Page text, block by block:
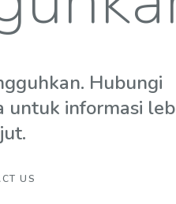
Hubungi
untuk informasi
US